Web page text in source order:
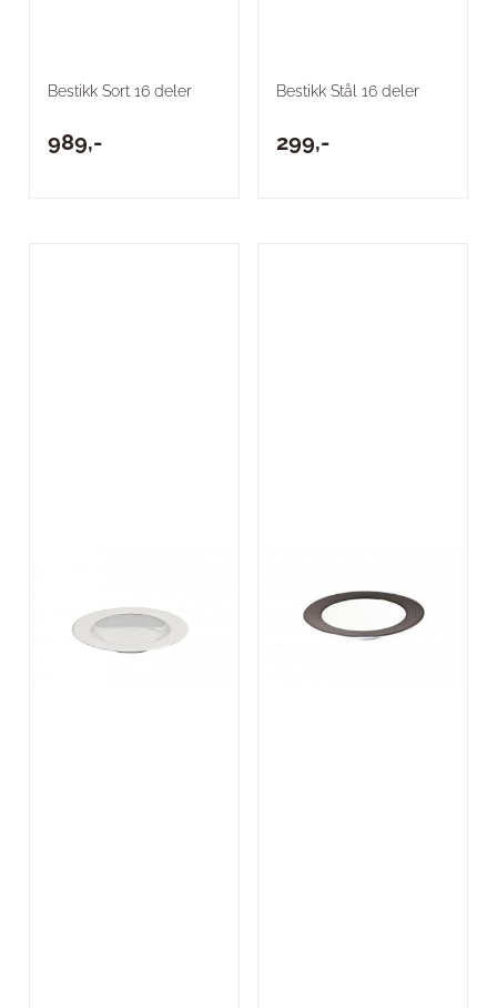
Bestikk Sort 16 deler
989,-
Bestikk Stål 16 deler
299,-